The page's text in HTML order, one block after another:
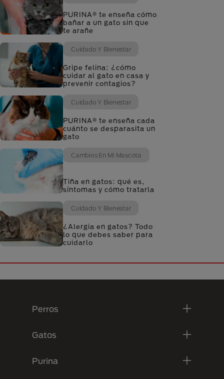
PURINA® te enseña cómo
bañar a un gato sin que
te arañe
Cuidado Y Bienestar
Gripe felina: ¿cómo
cuidar al gato en casa y
prevenir contagios?
Cuidado Y Bienestar
PURINA® te enseña cada
cuánto se desparasita un
gato
Cambios En Mi Mascota
Tiña en gatos: qué es,
síntomas y cómo tratarla
Cuidado Y Bienestar
¿Alergia en gatos? Todo
lo que debes saber para
cuidarlo
Perros
Gatos
Purina